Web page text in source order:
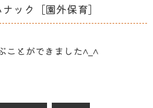
ク［園外保育］
ことができました^_^